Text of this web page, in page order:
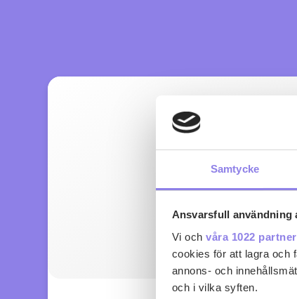
Samtycke
Ansvarsfull användning
Vi och våra 1022
cookies för att lagra och
annons- och
och i vilka syften.